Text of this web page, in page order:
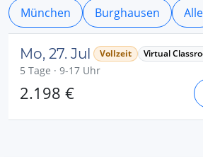
München
Burghausen Alle
Mo, 27. Jul Vollzeit Virtual
5 Tage · 9-17 Uhr
2.198 €